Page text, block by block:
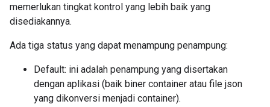
memerlukan tingkat kontrol yang lebih baik yang
disediakannya.
Ada tiga status yang dapat menampung penampung:
Default: ini adalah penampung yang disertakan
dengan aplikasi (baik biner container atau file json
yang dikonversi menjadi container).